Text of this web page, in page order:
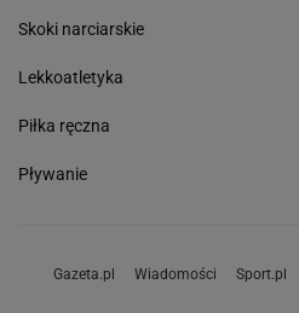
Skoki narciarskie
Lekkoatletyka
Piłka ręczna
Pływanie
Gazeta.pl Wiadomości Sport.pl